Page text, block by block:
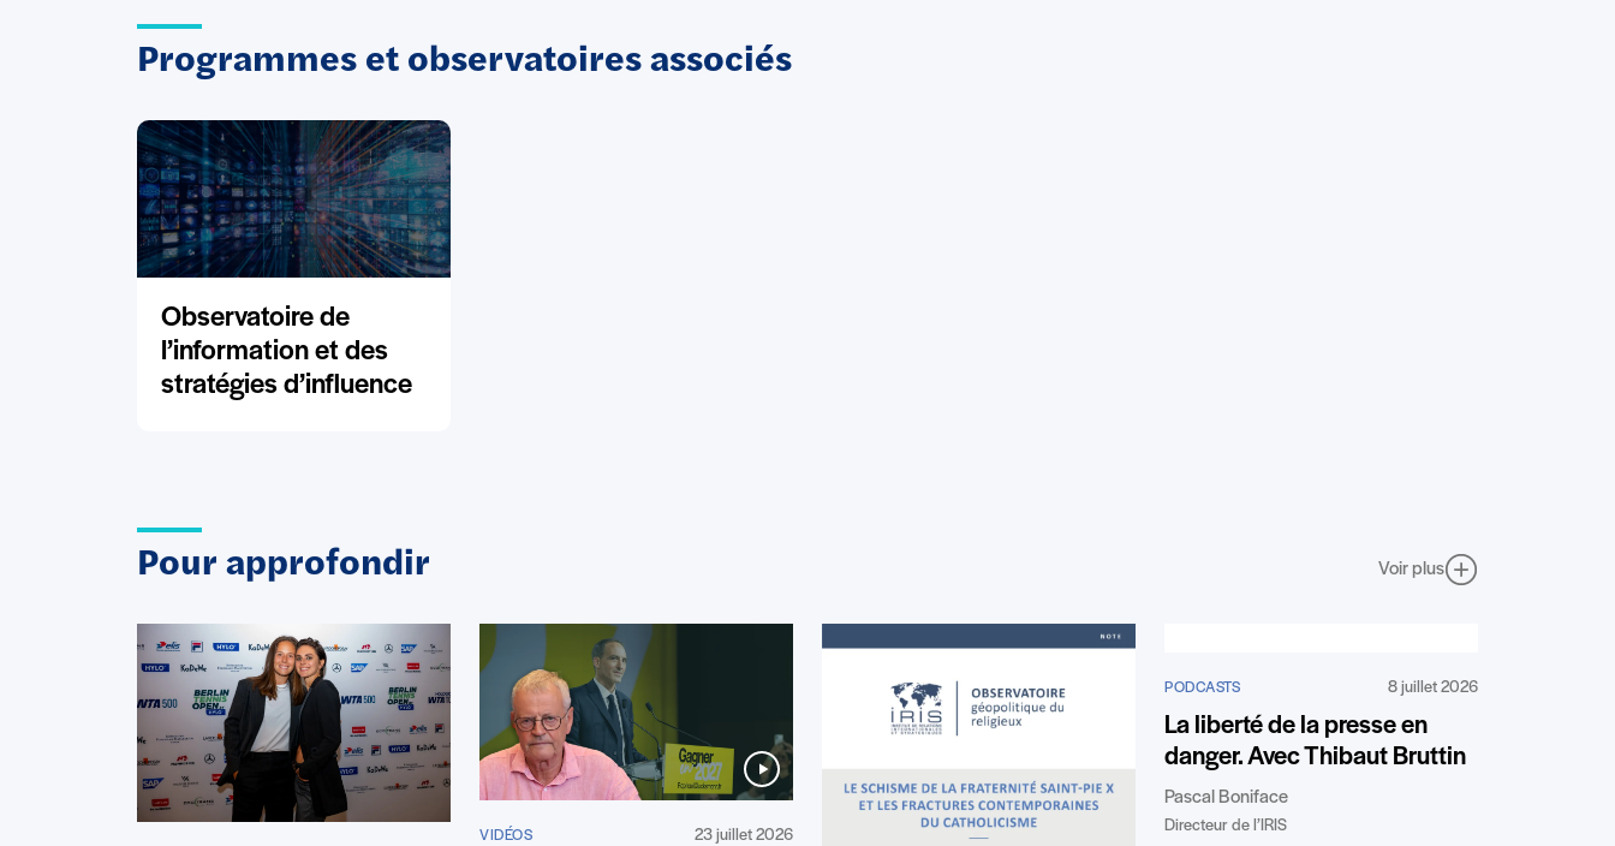
Programmes et observatoires associés
Observatoire de
l’information et des
stratégies d’influence
Pour approfondir Voir plus
VIDÉOS 23 juillet 2026
PODCASTS 8 juillet 2026
La liberté de la presse en
danger. Avec Thibaut Bruttin
Pascal Boniface
Directeur de l’IRIS